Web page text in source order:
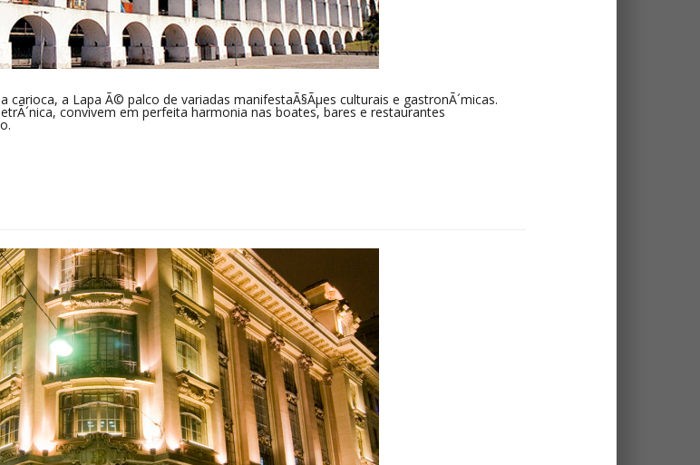
carioca, a Lapa Ã© palco de variadas manifestaÃ§Ãµes culturais e gastronÃ´micas.
convivem em perfeita harmonia nas boates, bares e restaurantes